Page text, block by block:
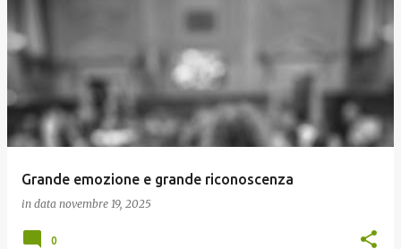
Grande emozione e grande riconoscenza
in data novembre 19, 2025
0